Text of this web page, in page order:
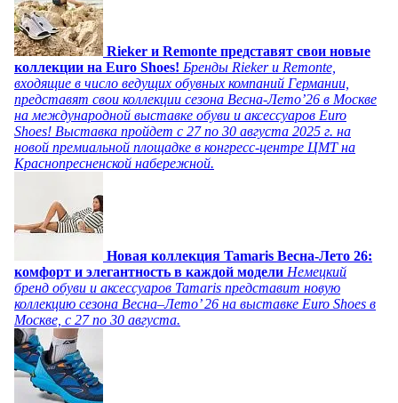
Rieker и Remonte представят свои новые
коллекции на Euro Shoes! Бренды Rieker и Remonte,
входящие в число ведущих обувных компаний Германии,
представят свои коллекции сезона Весна-Лето’26 в Москве
на международной выставке обуви и аксессуаров Euro
Shoes! Выставка пройдет c 27 по 30 августа 2025 г. на
новой премиальной площадке в конгресс-центре ЦМТ на
Краснопресненской набережной.
Новая коллекция Tamaris Весна-Лето 26:
комфорт и элегантность в каждой модели Немецкий
бренд обуви и аксессуаров Tamaris представит новую
коллекцию сезона Весна–Лето’ 26 на выставке Euro Shoes в
Москве, с 27 по 30 августа.